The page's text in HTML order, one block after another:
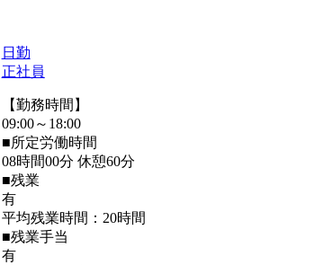
日勤
正社員
【勤務時間】
09:00～18:00
■所定労働時間
08時間00分 休憩60分
■残業
有
平均残業時間：20時間
■残業手当
有